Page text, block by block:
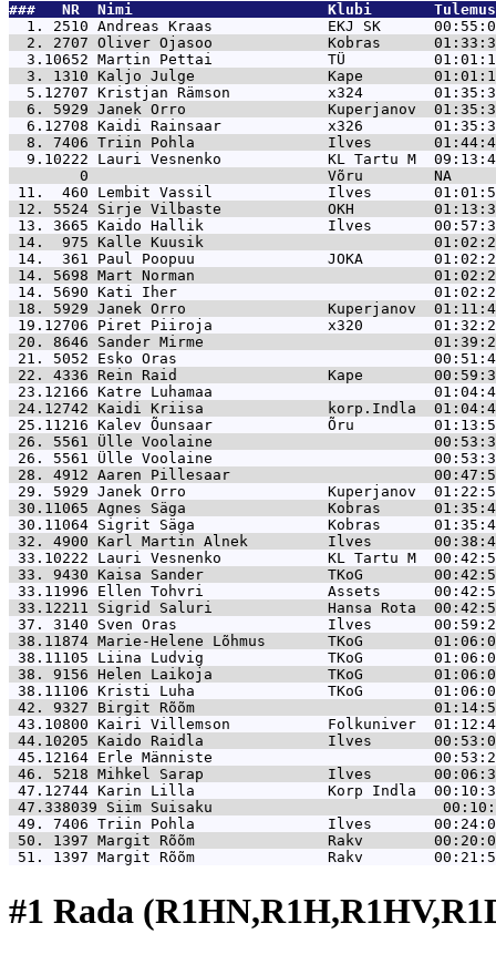
###   NR  Nimi                      Klubi
  1. 2510
Andreas Kraas             EKJ SK
  2. 2707
Oliver Ojasoo             Kobras
  3.10652
Martin Pettai             TÜ
  3. 1310
Kaljo Julge               Kape
  5.12707
Kristjan Rämson           x324
  6. 5929
Janek Orro                Kuperjanov
  6.12708
Kaidi Rainsaar            x326
  8. 7406
Triin Pohla               Ilves
  9.10222
Lauri Vesnenko            KL Tartu M
        0
Võru
11.  460 Lembit Vassil             Ilves
12. 5524 Sirje Vilbaste            OKH
13. 3665 Kaido Hallik              Ilves
14.  975 Kalle Kuusik
14.  361 Paul Poopuu               JOKA
14. 5698 Mart Norman
14. 5690 Kati Iher
18. 5929 Janek Orro                Kuperjanov
19.12706 Piret Piiroja             x320
20. 8646 Sander Mirme
21. 5052 Esko Oras
22. 4336 Rein Raid                 Kape
23.12166 Katre Luhamaa
24.12742 Kaidi Kriisa              korp.Indla
25.11216 Kalev Õunsaar             Õru
26. 5561 Ülle Voolaine
26. 5561 Ülle Voolaine
28. 4912 Aaren Pillesaar
29. 5929 Janek Orro                Kuperjanov
30.11065 Agnes Säga                Kobras
30.11064 Sigrit Säga               Kobras
32. 4900 Karl Martin Alnek         Ilves
33.10222 Lauri Vesnenko            KL Tartu M
33. 9430 Kaisa Sander              TKoG
33.11996 Ellen Tohvri              Assets
33.12211 Sigrid Saluri             Hansa Rota
37. 3140 Sven Oras                 Ilves
38.11874 Marie-Helene Lõhmus       TKoG
38.11105 Liina Ludvig              TKoG
38. 9156 Helen Laikoja             TKoG
38.11106 Kristi Luha               TKoG
42. 9327 Birgit Rõõm
43.10800 Kairi Villemson           Folkuniver
44.10205 Kaido Raidla              Ilves
45.12164 Erle Männiste
46. 5218 Mihkel Sarap              Ilves
47.12744 Karin Lilla               Korp Indla
47.338039 Siim Suisaku
49. 7406 Triin Pohla               Ilves
50. 1397 Margit Rõõm               Rakv
51. 1397 Margit Rõõm               Rakv
#1 Rada